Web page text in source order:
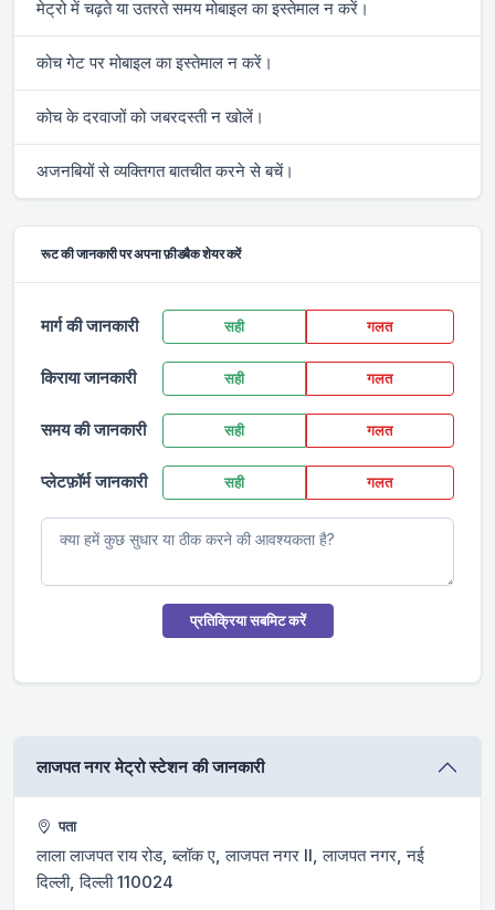
मेट्रो में चढ़ते या उतरते समय मोबाइल का इस्तेमाल न करें।
कोच गेट पर मोबाइल का इस्तेमाल न करें।
कोच के दरवाजों को जबरदस्ती न खोलें।
अजनबियों से व्यक्तिगत बातचीत करने से बचें।
रूट की जानकारी पर अपना फ़ीडबैक शेयर करें
मार्ग की जानकारी सही गलत
किराया जानकारी सही गलत
समय की जानकारी सही गलत
प्लेटफ़ॉर्म जानकारी सही गलत
प्रतिक्रिया सबमिट करें
लाजपत नगर मेट्रो स्टेशन की जानकारी
पता
लाला लाजपत राय रोड, ब्लॉक ए, लाजपत नगर II, लाजपत नगर, नई
दिल्ली, दिल्ली 110024